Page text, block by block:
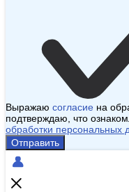
Выражаю согласие на
подтверждаю, что
обработки персональных
Отправить